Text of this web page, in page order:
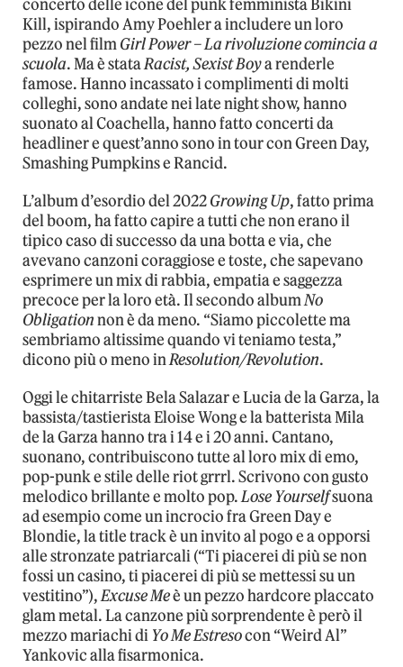
concerto delle icone del punk femminista Bikini
Kill, ispirando Amy Poehler a includere un loro
pezzo nel filmGirl Power – La rivoluzione comincia a
scuola. Ma è stataRacist, Sexist Boya renderle
famose. Hanno incassato i complimenti di molti
colleghi, sono andate nei late night show, hanno
suonato al Coachella, hanno fatto concerti da
headliner e quest’anno sono in tour con Green Day,
Smashing Pumpkins e Rancid.
L’album d’esordio del 2022Growing Up, fatto prima
del boom, ha fatto capire a tutti che non erano il
tipico caso di successo da una botta e via, che
avevano canzoni coraggiose e toste, che sapevano
esprimere un mix di rabbia, empatia e saggezza
precoce per la loro età. Il secondo albumNo
Obligationnon è da meno. “Siamo piccolette ma
sembriamo altissime quando vi teniamo testa,”
dicono più o meno inResolution/Revolution.
Oggi le chitarriste Bela Salazar e Lucia de la Garza, la
bassista/tastierista Eloise Wong e la batterista Mila
de la Garza hanno tra i 14 e i 20 anni. Cantano,
suonano, contribuiscono tutte al loro mix di emo,
pop-punk e stile delle riot grrrl. Scrivono con gusto
melodico brillante e molto pop.Lose Yourselfsuona
ad esempio come un incrocio fra Green Day e
Blondie, la title track è un invito al pogo e a opporsi
alle stronzate patriarcali (“Ti piacerei di più se non
fossi un casino, ti piacerei di più se mettessi su un
vestitino”),Excuse Meè un pezzo hardcore placcato
glam metal. La canzone più sorprendente è però il
mezzo mariachi di Yo Me Estresocon “Weird Al”
Yankovic alla fisarmonica.